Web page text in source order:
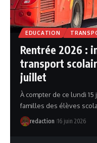
EDUCATION
Rentrée 2026 :
transport
juillet
À compter de ce lundi 15
familles des élèves
redaction 16 juin 2026